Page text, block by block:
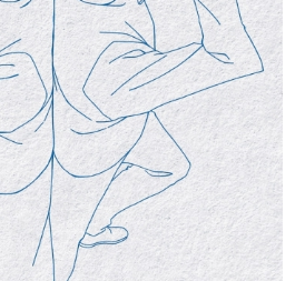
ひかる：高橋李依阿良川魁生：塩野
瑛久阿良川志ん太（桜咲徹）：福山
潤阿良川まいける：島﨑信長阿良川
こぐま：小林千晃阿良川享二：阿座
上洋平阿良川ぐりこ：山下誠一郎阿
良川志ぐま：てらそままさき阿良川
一生：大塚明夫阿良川全生：立木文
彦阿良川一剣：平田広明桜咲真幸：
伊藤静吉乃紗季：小夏ゆみこ樫尾広
久：岩崎諒太柏家三禄：大塚芳忠椿
家正明：置鮎龍太郎三明亭円相：中